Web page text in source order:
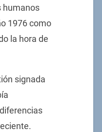
humanos
1976 como
la hora de
signada